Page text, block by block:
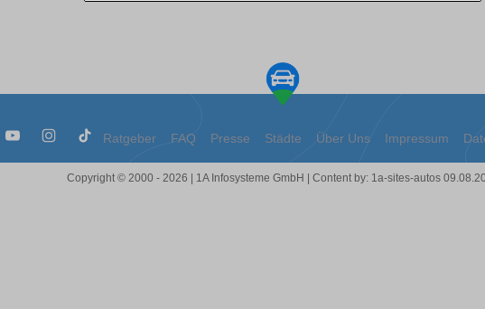
Ratgeber FAQ Presse Städte Über Uns Impressum
Copyright © 2000 - 2026 | 1A Infosysteme GmbH | Content by: 1a-sites-autos